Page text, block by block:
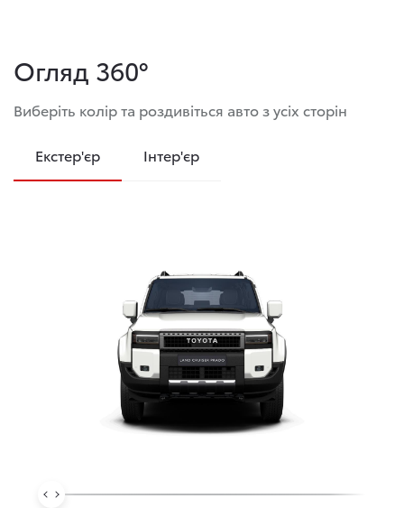
Огляд 360°
Виберіть колір та роздивіться авто з усіх сторін
Екстер'єр Інтер'єр